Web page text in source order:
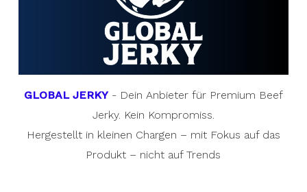
GLOBAL JERKY- Dein Anbieter für Premium Beef
Jerky. Kein Kompromiss.
Hergestellt in kleinen Chargen – mit Fokus auf das
Produkt – nicht auf Trends